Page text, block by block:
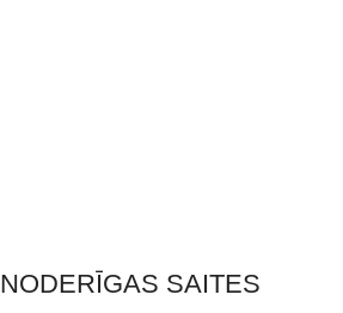
NODERĪGAS SAITES